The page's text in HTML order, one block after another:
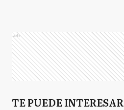
Ads
TE PUEDE INTERESAR